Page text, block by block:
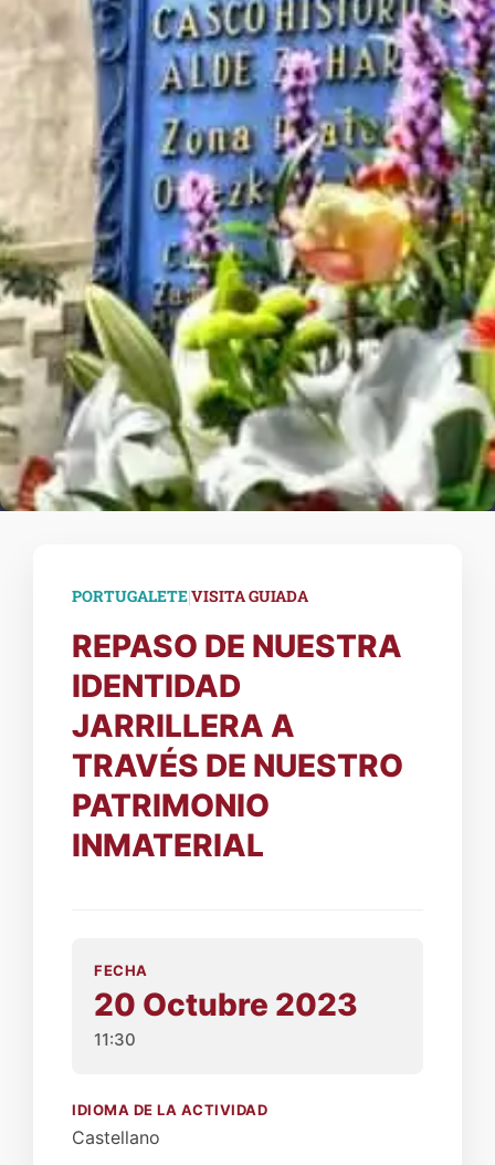
PORTUGALETE|VISITA GUIADA
REPASO DE NUESTRA
IDENTIDAD
JARRILLERA A
TRAVÉS DE NUESTRO
PATRIMONIO
INMATERIAL
FECHA
20 Octubre 2023
11:30
IDIOMA DE LA ACTIVIDAD
Castellano